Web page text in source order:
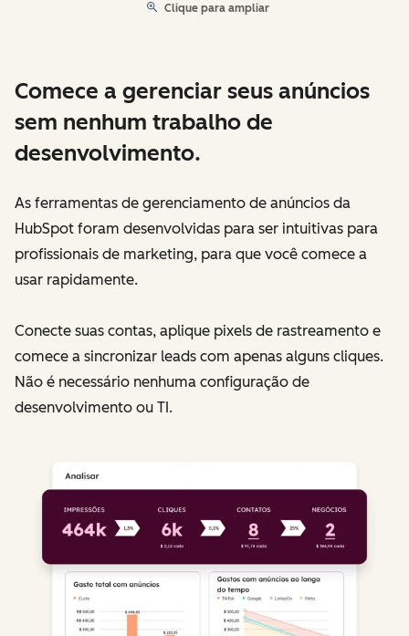
Clique para ampliar
Comece a gerenciar seus anúncios
sem nenhum trabalho de
desenvolvimento.
As ferramentas de gerenciamento de anúncios da
HubSpot foram desenvolvidas para ser intuitivas para
profissionais de marketing, para que você comece a
usar rapidamente.
Conecte suas contas, aplique pixels de rastreamento e
comece a sincronizar leads com apenas alguns cliques.
Não é necessário nenhuma configuração de
desenvolvimento ou TI.